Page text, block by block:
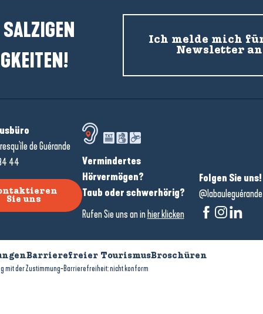
Ich melde mich
Newsletter an
de Guérande
44
Sie uns
Vermindertes
Hörvermögen?
Taub oder schwerhörig?
Rufen Sie uns an in hier klicken
Folgen Sie uns!
@labauleguérande
Barrierefreier TourismusBroschüren
mit der Zustimmung-Barrierefreiheit: nicht konform